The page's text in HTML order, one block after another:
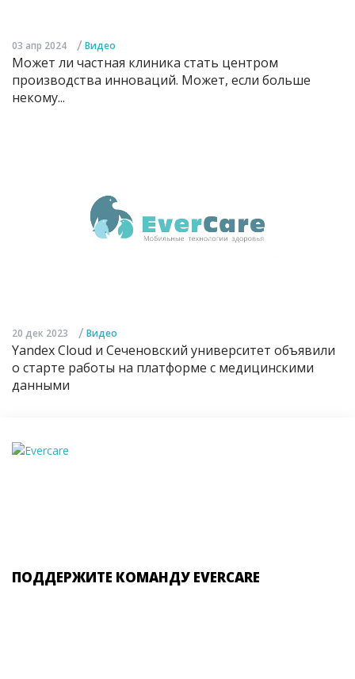
03 апр 2024 / Видео
Может ли частная клиника стать центром
производства инноваций. Может, если больше
некому...
20 дек 2023 / Видео
Yandex Cloud и Сеченовский университет объявили
о старте работы на платформе с медицинскими
данными
ПОДДЕРЖИТЕ КОМАНДУ EVERCARE